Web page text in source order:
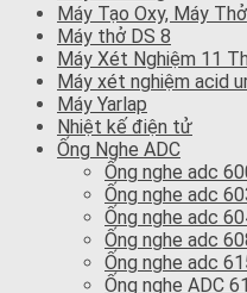
Máy Tạo Oxy, Máy Thở
Máy thở DS 8
Máy Xét Nghiệm 11
Máy xét nghiệm acid
Máy Yarlap
Nhiệt kế điện tử
Ống Nghe ADC
Ống nghe adc
Ống nghe adc
Ống nghe adc
Ống nghe adc
Ống nghe adc
Ống nghe ADC